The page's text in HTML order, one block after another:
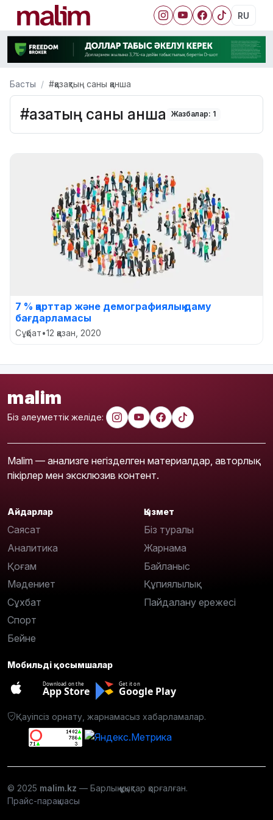
RU
Басты #қазақтың саны қанша
#қазақтың саны қанша Жазбалар: 1
7 % қарттар және демографиялық даму
бағдарламасы
Сұқбат•12 қазан, 2020
malim
Біз әлеуметтік желіде:
Malim — анализге негізделген материалдар, авторлық
пікірлер мен эксклюзив контент.
Айдарлар
Саясат
Аналитика
Қоғам
Мәдениет
Сұхбат
Спорт
Бейне
Қызмет
Біз туралы
Жарнама
Байланыс
Құпиялылық
Пайдалану ережесі
Мобильді қосымшалар
Download on the
App Store
Get it on
Google Play
Қауіпсіз орнату, жарнамасыз хабарламалар.
© 2025 malim.kz — Барлық құқықтар қорғалған.
Прайс-парақшасы